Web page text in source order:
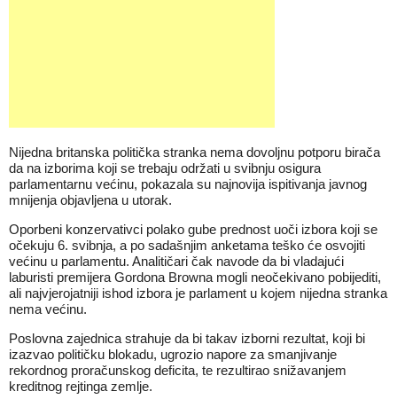
Nijedna britanska politička stranka nema dovoljnu potporu birača
da na izborima koji se trebaju održati u svibnju osigura
parlamentarnu većinu, pokazala su najnovija ispitivanja javnog
mnijenja objavljena u utorak.
Oporbeni konzervativci polako gube prednost uoči izbora koji se
očekuju 6. svibnja, a po sadašnjim anketama teško će osvojiti
većinu u parlamentu. Analitičari čak navode da bi vladajući
laburisti premijera Gordona Browna mogli neočekivano pobijediti,
ali najvjerojatniji ishod izbora je parlament u kojem nijedna stranka
nema većinu.
Poslovna zajednica strahuje da bi takav izborni rezultat, koji bi
izazvao političku blokadu, ugrozio napore za smanjivanje
rekordnog proračunskog deficita, te rezultirao snižavanjem
kreditnog rejtinga zemlje.